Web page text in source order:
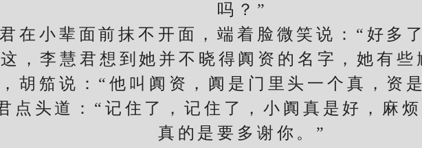
吗？”
小辈面前抹不开面，端着脸微笑说：“好多
李慧君想到她并不晓得阗资的名字，她有些
胡笳说：“他叫阗资，阗是门里头一个真，资
点头道：“记住了，记住了，小阗真是好，麻
真的是要多谢你。”